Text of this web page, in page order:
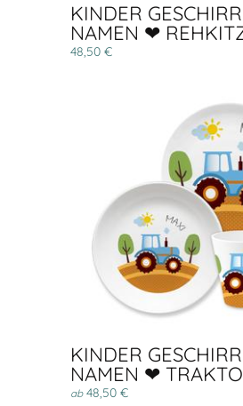
KINDER
NAMEN ❤
48,50 €
KINDER
NAMEN ❤
ab48,50 €